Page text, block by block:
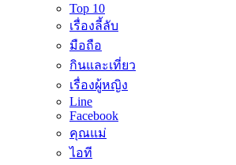
Top 10
เรื่องลี้ลับ
มือถือ
กินและเที่ยว
เรื่องผู้หญิง
Line
Facebook
คุณแม่
ไอที